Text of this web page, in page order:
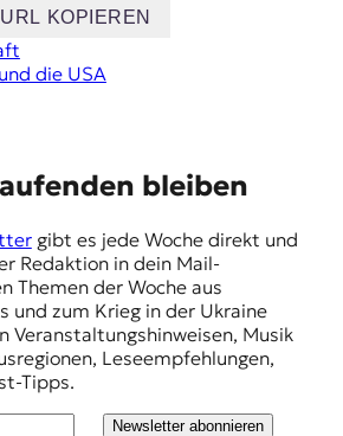
URL KOPIEREN
die USA
bleiben
gibt es jede Woche direkt und
Redaktion in dein Mail-
Themen der Woche aus
und zum Krieg in der Ukraine
Veranstaltungshinweisen, Musik
Leseempfehlungen,
Tipps.
Newsletter abonnieren